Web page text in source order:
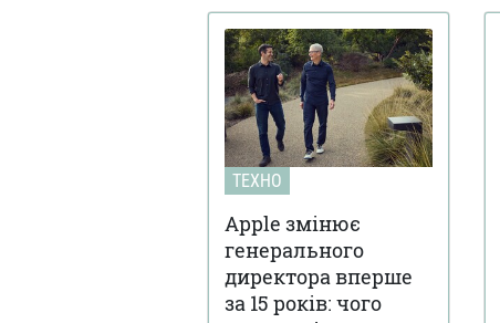
ТЕХНО
Apple змінює
генерального
директора вперше
за 15 років: чого